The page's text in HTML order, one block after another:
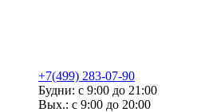
+7(499) 283-07-90
Будни: с 9:00 до 21:00
Вых.: с 9:00 до 20:00